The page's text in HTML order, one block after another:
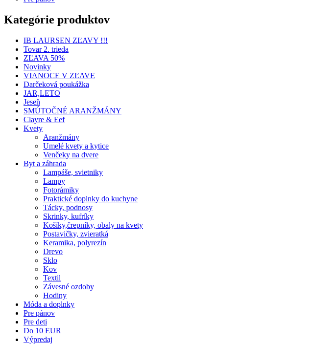
Kategórie produktov
IB LAURSEN ZĽAVY !!!
Tovar 2. trieda
ZĽAVA 50%
Novinky
VIANOCE V ZĽAVE
Darčeková poukážka
JAR,LETO
Jeseň
SMÚTOČNÉ ARANŽMÁNY
Clayre & Eef
Kvety
Aranžmány
Umelé kvety a kytice
Venčeky na dvere
Byt a záhrada
Lampáše, svietniky
Lampy
Fotorámiky
Praktické doplnky do kuchyne
Tácky, podnosy
Skrinky, kufríky
Košíky,črepníky, obaly na kvety
Postavičky, zvieratká
Keramika, polyrezín
Drevo
Sklo
Kov
Textil
Závesné ozdoby
Hodiny
Móda a doplnky
Pre pánov
Pre deti
Do 10 EUR
Výpredaj